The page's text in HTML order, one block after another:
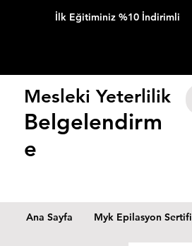
İlk Eğitiminiz %10 İndirimli
Mesleki Yeterlilik
Belgelendirm
e
Ana Sayfa Myk Epilasyon